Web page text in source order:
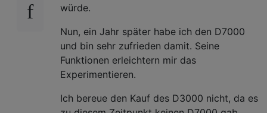
würde.
Nun, ein Jahr später habe ich den D7000
und bin sehr zufrieden damit. Seine
Funktionen erleichtern mir das
Experimentieren.
Ich bereue den Kauf des D3000 nicht, da es